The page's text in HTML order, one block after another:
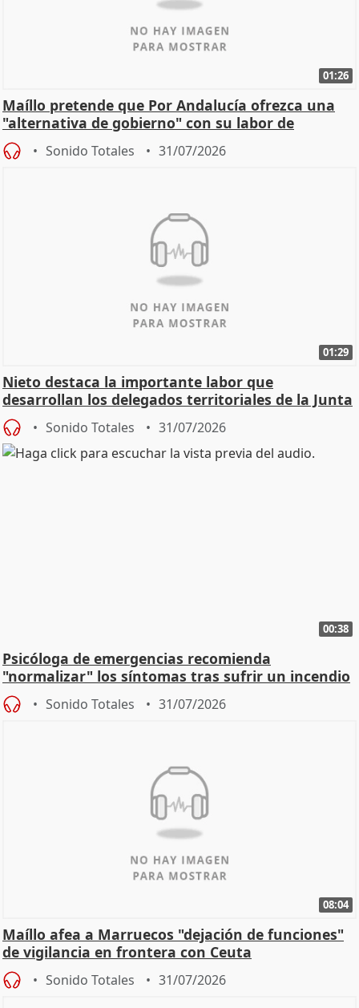
01:26
Maíllo pretende que Por Andalucía ofrezca una
"alternativa de gobierno" con su labor de
oposición
Sonido Totales 31/07/2026
01:29
Nieto destaca la importante labor que
desarrollan los delegados territoriales de la Junta
Sonido Totales 31/07/2026
00:38
Psicóloga de emergencias recomienda
"normalizar" los síntomas tras sufrir un incendio
Sonido Totales 31/07/2026
08:04
Maíllo afea a Marruecos "dejación de funciones"
de vigilancia en frontera con Ceuta
Sonido Totales 31/07/2026